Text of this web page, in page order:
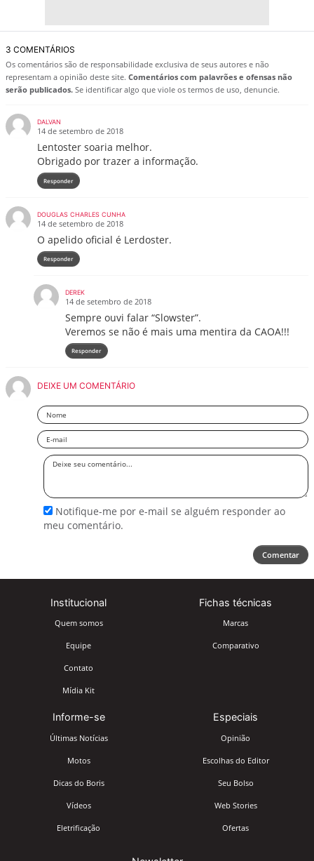
3 COMENTÁRIOS
Os comentários são de responsabilidade exclusiva de seus autores e não
representam a opinião deste site. Comentários com palavrões e ofensas não
serão publicados. Se identificar algo que viole os termos de uso, denuncie.
DALVAN
14 de setembro de 2018
Lentoster soaria melhor.
Obrigado por trazer a informação.
Responder
DOUGLAS CHARLES CUNHA
14 de setembro de 2018
O apelido oficial é Lerdoster.
Responder
DEREK
14 de setembro de 2018
Sempre ouvi falar “Slowster”.
Veremos se não é mais uma mentira da CAOA!!!
Responder
DEIXE UM COMENTÁRIO
Nome
Email
Deixe
Notifique-me por e-mail se alguém responder ao
meu comentário.
Comentar
Institucional
Quem somos
Equipe
Contato
Mídia Kit
Fichas técnicas
Marcas
Comparativo
Informe-se
Últimas Notícias
Motos
Dicas do Boris
Vídeos
Eletrificação
Especiais
Opinião
Escolhas do Editor
Seu Bolso
Web Stories
Ofertas